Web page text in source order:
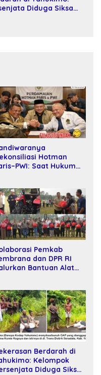
Diduga Siksa
Hotman
Saat Hukum
Pemkab
dan DPR RI
Bantuan Alat
Berdarah di
Kelompok
Diduga Siksa